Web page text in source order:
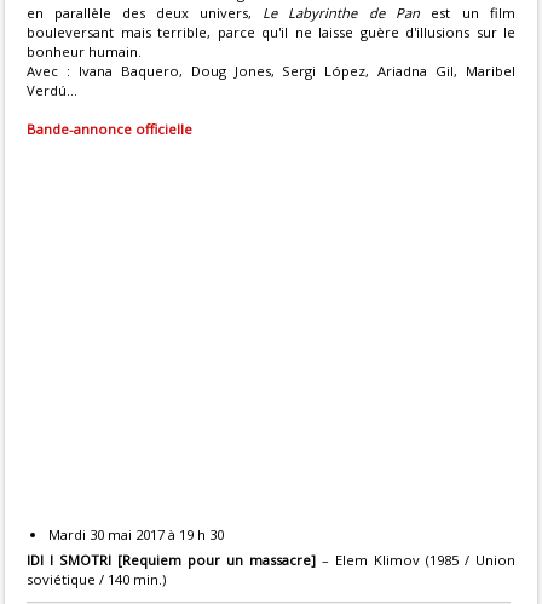
en parallèle des deux univers, Le Labyrinthe de Pan est un film
bouleversant mais terrible, parce qu'il ne laisse guère d'illusions sur le
bonheur humain.
Avec : Ivana Baquero, Doug Jones, Sergi López, Ariadna Gil, Maribel
Verdú...
Bande-annonce officielle
Mardi 30 mai 2017 à 19 h 30
IDI I SMOTRI [Requiem pour un massacre] – Elem Klimov (1985 / Union
soviétique / 140 min.)